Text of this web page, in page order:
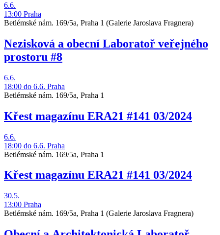
6.6.
13:00 Praha
Betlémské nám. 169/5a, Praha 1 (Galerie Jaroslava Fragnera)
Nezisková a obecní Laboratoř veřejného
prostoru #8
6.6.
18:00 do 6.6. Praha
Betlémské nám. 169/5a, Praha 1
Křest magazínu ERA21 #141 03/2024
6.6.
18:00 do 6.6. Praha
Betlémské nám. 169/5a, Praha 1
Křest magazínu ERA21 #141 03/2024
30.5.
13:00 Praha
Betlémské nám. 169/5a, Praha 1 (Galerie Jaroslava Fragnera)